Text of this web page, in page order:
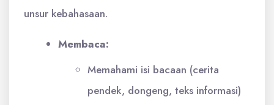
unsur kebahasaan.
Membaca:
Memahami isi bacaan (cerita
pendek, dongeng, teks informasi)